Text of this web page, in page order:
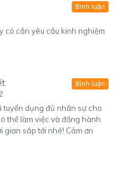
có cần yêu cầu kinh nghiệm
Bình luận
tuyển dụng đủ nhân sự cho
thể làm việc và đồng hành
gian sắp tới nhé! Cảm ơn
Bình luận